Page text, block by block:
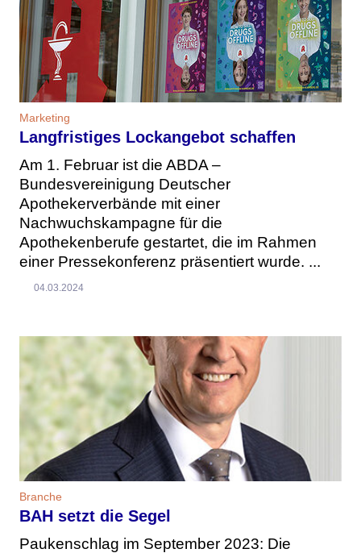
Marketing
Langfristiges Lockangebot schaffen
Am 1. Februar ist die ABDA –
Bundesvereinigung Deutscher
Apothekerverbände mit einer
Nachwuchskampagne für die
Apothekenberufe gestartet, die im Rahmen
einer Pressekonferenz präsentiert wurde. ...
04.03.2024
Branche
BAH setzt die Segel
Paukenschlag im September 2023: Die